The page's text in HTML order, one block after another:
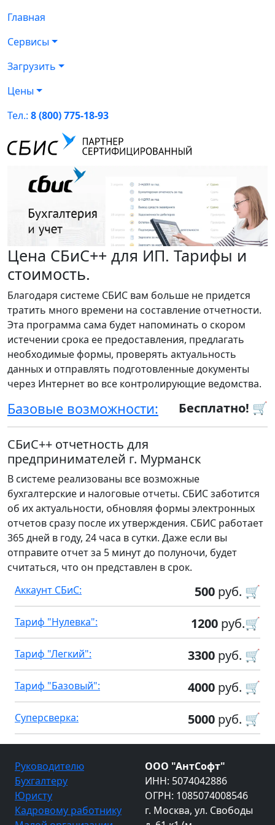
Главная
Сервисы
Загрузить
Цены
Тел.: 8 (800) 775-18-93
Цена СБиС++ для ИП. Тарифы и
стоимость.
Благодаря системе СБИС вам больше не придется
тратить много времени на составление отчетности.
Эта программа сама будет напоминать о скором
истечении срока ее предоставления, предлагать
необходимые формы, проверять актуальность
данных и отправлять подготовленные документы
через Интернет во все контролирующие ведомства.
Бесплатно! 🛒
Базовые возможности:
СБиС++ отчетность для
предпринимателей г. Мурманск
В системе реализованы все возможные
бухгалтерские и налоговые отчеты. СБИС заботится
об их актуальности, обновляя формы электронных
отчетов сразу после их утверждения. СБИС работает
365 дней в году, 24 часа в сутки. Даже если вы
отправите отчет за 5 минут до полуночи, будет
считаться, что он представлен в срок.
500 руб. 🛒
Аккаунт СБиС:
1200 руб.🛒
Тариф "Нулевка":
3300 руб. 🛒
Тариф "Легкий":
4000 руб. 🛒
Тариф "Базовый":
5000 руб. 🛒
Суперсверка:
Руководителю
Бухгалтеру
Юристу
Кадровому работнику
ООО "АнтСофт"
ИНН: 5074042886
ОГРН: 1085074008546
г. Москва, ул. Свободы